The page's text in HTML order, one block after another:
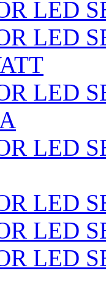
LED
LED
LED
LED
LED
LED
LED